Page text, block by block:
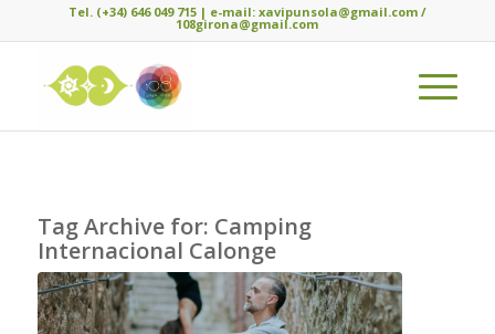
Tel. (+34) 646 049 715 | e-mail: xavipunsola@gmail.com /
108girona@gmail.com
Tag Archive for: Camping
Internacional Calonge